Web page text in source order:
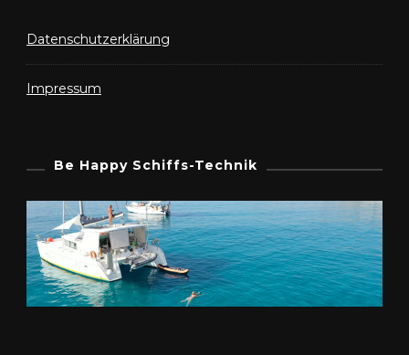
Datenschutzerklärung
Impressum
Be Happy Schiffs-Technik